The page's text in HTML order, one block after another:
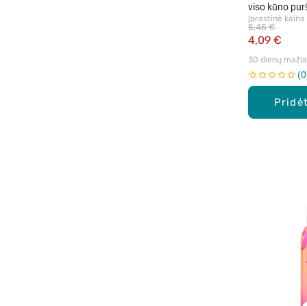
viso kūno
dezodorantas
Įprastinė kaina
4,09 €
5,45 €
30 dienų
0